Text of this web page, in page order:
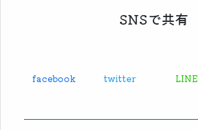
SNSで共有
facebook twitter LINE